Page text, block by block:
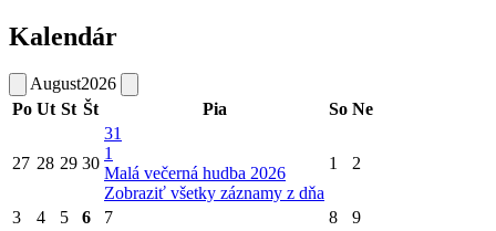
Kalendár
August2026
Po Ut St Št Pia So Ne
27 28 29 30
31
1
Malá večerná hudba 2026
Zobraziť všetky záznamy z dňa
1 2
3 4 5 6 7 8 9